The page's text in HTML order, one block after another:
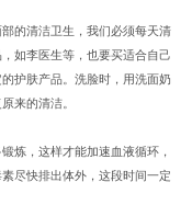
的清洁卫生，我们必须每天清
如李医生等，也要买适合自己
护肤产品。洗脸时，用洗面奶
来的清洁。
，这样才能加速血液循环，
尽快排出体外，这段时间一定